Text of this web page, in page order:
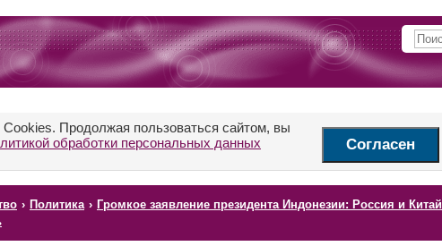
Продолжая пользоваться сайтом, вы
обработки персональных данных Согласен
› Политика › Громкое заявление президента Индонезии: Россия и Китай